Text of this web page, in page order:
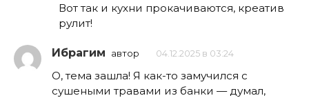
Вот так и кухни прокачиваются, креатив
рулит!
Ибрагим автор 04.12.2025 в 03:24
О, тема зашла! Я как-то замучился с
сушеными травами из банки — думал,